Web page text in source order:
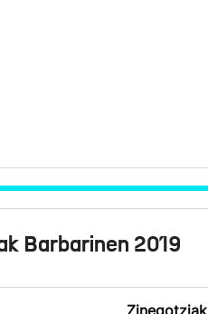
Barbarinen 2019
Zinegotziak